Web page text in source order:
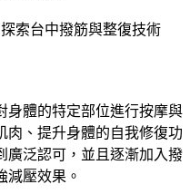
身體的特定部位進行按摩與
肉、提升身體的自我修復功
廣泛認可，並且逐漸加入撥
減壓效果。